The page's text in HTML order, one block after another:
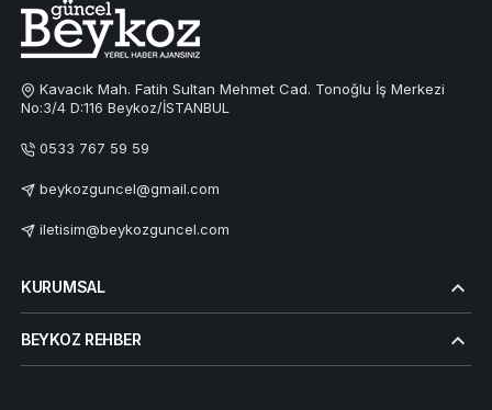
Kavacık Mah. Fatih Sultan Mehmet Cad. Tonoğlu İş Merkezi
No:3/4 D:116 Beykoz/İSTANBUL
0533 767 59 59
beykozguncel@gmail.com
iletisim@beykozguncel.com
KURUMSAL
BEYKOZ REHBER